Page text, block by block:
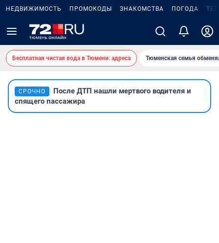
НЕДВИЖИМОСТЬ ПРОМОКОДЫ ЗНАКОМСТВА ПОГОДА
Бесплатная чистая вода в Тюмени: адреса Тюменская семья
СРОЧНО
После ДТП нашли мертвого водителя и
спящего пассажира